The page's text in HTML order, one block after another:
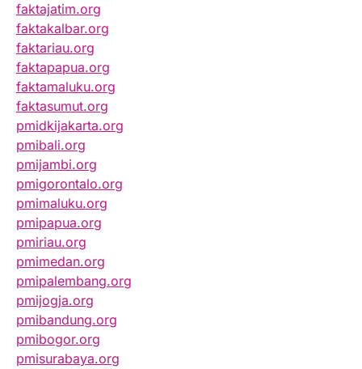
faktajatim.org
faktakalbar.org
faktariau.org
faktapapua.org
faktamaluku.org
faktasumut.org
pmidkijakarta.org
pmibali.org
pmijambi.org
pmigorontalo.org
pmimaluku.org
pmipapua.org
pmiriau.org
pmimedan.org
pmipalembang.org
pmijogja.org
pmibandung.org
pmibogor.org
pmisurabaya.org